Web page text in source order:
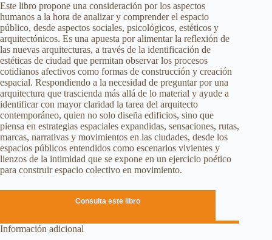
Este libro propone una consideración por los aspectos
humanos a la hora de analizar y comprender el espacio
público, desde aspectos sociales, psicológicos, estéticos y
arquitectónicos. Es una apuesta por alimentar la reflexión de
las nuevas arquitecturas, a través de la identificación de
estéticas de ciudad que permitan observar los procesos
cotidianos afectivos como formas de construcción y creación
espacial. Respondiendo a la necesidad de preguntar por una
arquitectura que trascienda más allá de lo material y ayude a
identificar con mayor claridad la tarea del arquitecto
contemporáneo, quien no solo diseña edificios, sino que
piensa en estrategias espaciales expandidas, sensaciones, rutas,
marcas, narrativas y movimientos en las ciudades, desde los
espacios públicos entendidos como escenarios vivientes y
lienzos de la intimidad que se expone en un ejercicio poético
para construir espacio colectivo en movimiento.
Consulta este libro
Información adicional